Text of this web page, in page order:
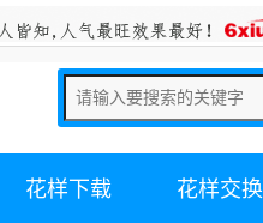
花样下载 花样交换